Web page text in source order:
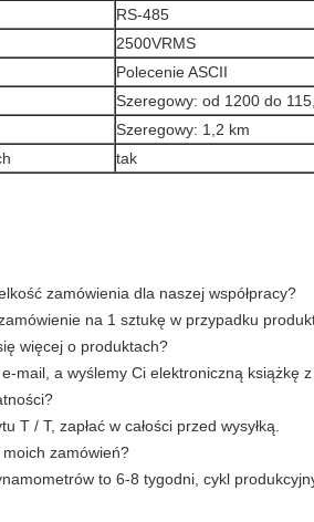
RS-485
2500VRMS
Polecenie ASCII
Szeregowy: od 1200 do
Szeregowy: 1,2 km
tak
zamówienia dla naszej współpracy?
na 1 sztukę w przypadku
więcej o produktach?
mail, a wyślemy Ci elektroniczną książkę
T / T, zapłać w całości przed wysyłką.
zamówień?
to 6-8 tygodni, cykl